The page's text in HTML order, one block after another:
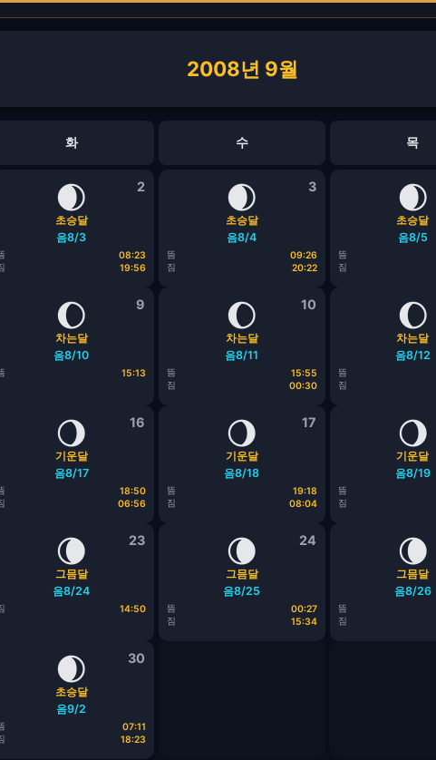
2008년 9월
화 수 목
2
🌒
초승달
음8/3
08:23
19:56
3
🌒
초승달
음8/4
뜸
09:26
짐
20:22
🌒
초승달
음8/5
뜸
짐
9
🌔
차는달
음8/10
15:13
10
🌔
차는달
음8/11
뜸
15:55
짐
00:30
🌔
차는달
음8/12
뜸
짐
16
🌖
기운달
음8/17
18:50
06:56
17
🌖
기운달
음8/18
뜸
19:18
짐
08:04
🌖
기운달
음8/19
뜸
짐
23
🌘
그믐달
음8/24
14:50
24
🌘
그믐달
음8/25
뜸
00:27
짐
15:34
🌘
그믐달
음8/26
뜸
짐
30
🌒
초승달
음9/2
07:11
18:23